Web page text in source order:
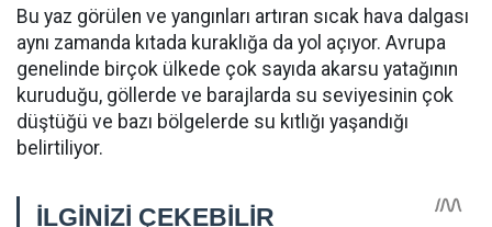
Bu yaz görülen ve yangınları artıran sıcak hava dalgası
aynı zamanda kıtada kuraklığa da yol açıyor. Avrupa
genelinde birçok ülkede çok sayıda akarsu yatağının
kuruduğu, göllerde ve barajlarda su seviyesinin çok
düştüğü ve bazı bölgelerde su kıtlığı yaşandığı
belirtiliyor.